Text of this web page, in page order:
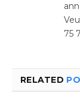
75
RELATED